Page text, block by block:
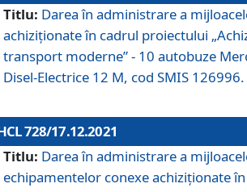
Titlu: Darea în administrare a
achiziționate în cadrul proiectului
transport moderne” - 10 autobuze
Disel-Electrice 12 M, cod SMIS 126996.
728/17.12.2021
Titlu: Darea în administrare a
echipamentelor conexe achiziționate